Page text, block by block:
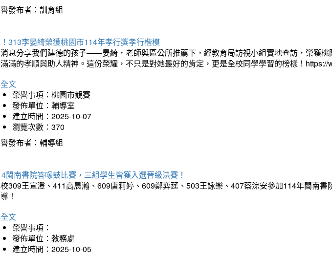
發布者：訓育組
313李晏綺榮獲桃園市114年孝行獎孝行楷模
息分享我們建德的孩子——晏綺，老師與區公所推薦下，經教育局訪視小組實地查訪，榮獲
滿的孝順與助人精神。這份榮耀，不只是對她最好的肯定，更是全校同學學習的榜樣！
文
榮譽事項：桃園市競賽
發佈單位：輔導室
建立時間：2025-10-07
瀏覽次數：370
發布者：輔導組
閩南書院答喙鼓比賽，三組學生皆獲入選晉級決賽！
309王宣澄、411高晨瀚、609唐莉婷、609鄭弈莛、503王詠樂、407蔡淙安參加114年閩南
！
文
榮譽事項：
發佈單位：教務處
建立時間：2025-10-05